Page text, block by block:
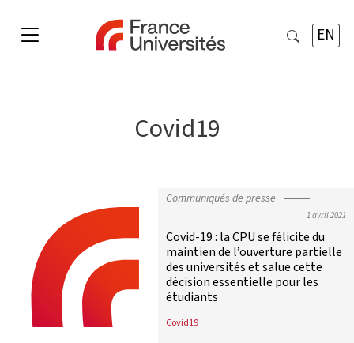
EN
Covid19
Communiqués de presse
1 avril 2021
Covid-19 : la CPU se félicite du
maintien de l’ouverture partielle
des universités et salue cette
décision essentielle pour les
étudiants
Covid19